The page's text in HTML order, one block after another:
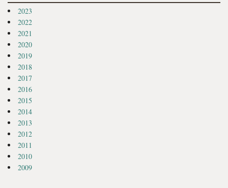
2023
2022
2021
2020
2019
2018
2017
2016
2015
2014
2013
2012
2011
2010
2009